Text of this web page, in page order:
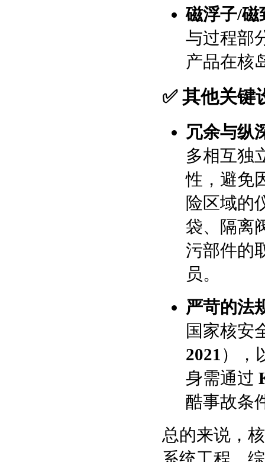
磁浮子/磁
与过程部
产品在核
✅ 其他关键
冗余与纵
多相互独
性，避免
险区域的
袋、隔离
污部件的
员。
严苛的法
国家核安
2021），
身需通过
酷事故条
总的来说，